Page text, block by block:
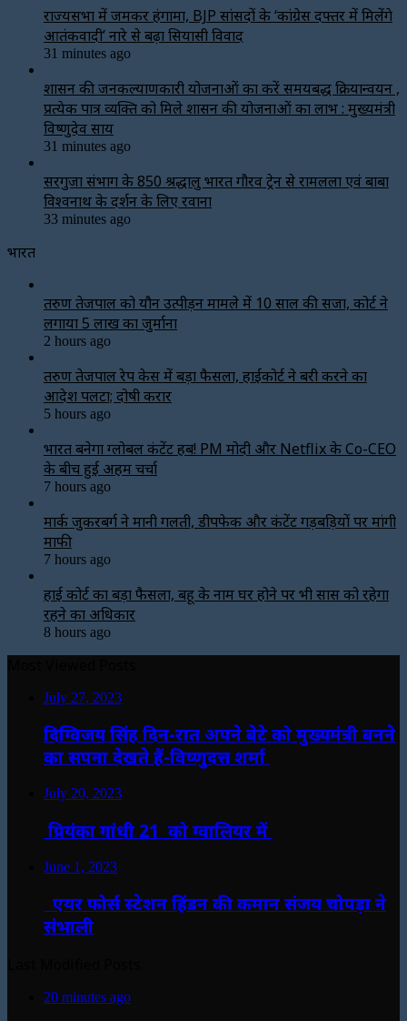
राज्यसभा में जमकर हंगामा, BJP सांसदों के ‘कांग्रेस दफ्तर में मिलेंगे
आतंकवादी’ नारे से बढ़ा सियासी विवाद
31 minutes ago
शासन की जनकल्याणकारी योजनाओं का करें समयबद्ध क्रियान्वयन ,
प्रत्येक पात्र व्यक्ति को मिले शासन की योजनाओं का लाभ : मुख्यमंत्री
विष्णुदेव साय
31 minutes ago
सरगुजा संभाग के 850 श्रद्धालु भारत गौरव ट्रेन से रामलला एवं बाबा
विश्वनाथ के दर्शन के लिए रवाना
33 minutes ago
भारत
तरुण तेजपाल को यौन उत्पीड़न मामले में 10 साल की सजा, कोर्ट ने
लगाया ₹5 लाख का जुर्माना
2 hours ago
तरुण तेजपाल रेप केस में बड़ा फैसला, हाईकोर्ट ने बरी करने का
आदेश पलटा; दोषी करार
5 hours ago
भारत बनेगा ग्लोबल कंटेंट हब! PM मोदी और Netflix के Co-CEO
के बीच हुई अहम चर्चा
7 hours ago
मार्क जुकरबर्ग ने मानी गलती, डीपफेक और कंटेंट गड़बड़ियों पर मांगी
माफी
7 hours ago
हाई कोर्ट का बड़ा फैसला, बहू के नाम घर होने पर भी सास को रहेगा
रहने का अधिकार
8 hours ago
July 27, 2023
दिग्विजय सिंह दिन-रात अपने बेटे को मुख्यमंत्री बनने
का सपना देखते हैं-विष्णुदत्त शर्मा
July 20, 2023
प्रियंका गांधी 21 को ग्वालियर में
June 1, 2023
एयर फोर्स स्टेशन हिंडन की कमान संजय चोपड़ा ने
संभाली
20 minutes ago